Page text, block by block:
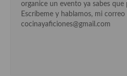
Cocina Sueca
organice un evento ya sabes
Escríbeme y hablamos, mi correo
cocinayaficiones@gmail.com